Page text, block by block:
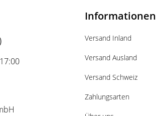
Informationen
Versand Inland
Versand Ausland
Versand Schweiz
Zahlungsarten